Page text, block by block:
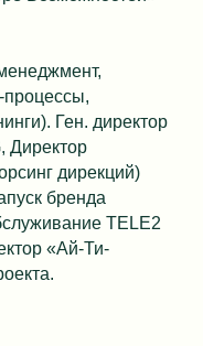
процессы,
Ген. директор
Директор
дирекций)
бренда
TELE2
«Ай-Ти-